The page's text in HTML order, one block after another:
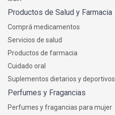
Productos de Salud y Farmacia
Comprá medicamentos
Servicios de salud
Productos de farmacia
Cuidado oral
Suplementos dietarios y deportivos
Perfumes y Fragancias
Perfumes y fragancias para mujer